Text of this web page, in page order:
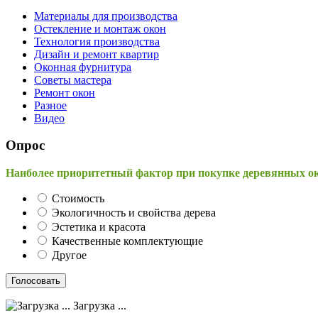
Материалы для производства
Остекление и монтаж окон
Технология производства
Дизайн и ремонт квартир
Оконная фурнитура
Советы мастера
Ремонт окон
Разное
Видео
Опрос
Наиболее приоритетный фактор при покупке деревянных
Стоимость
Экологичность и свойства дерева
Эстетика и красота
Качественные комплектующие
Другое
Загрузка ...